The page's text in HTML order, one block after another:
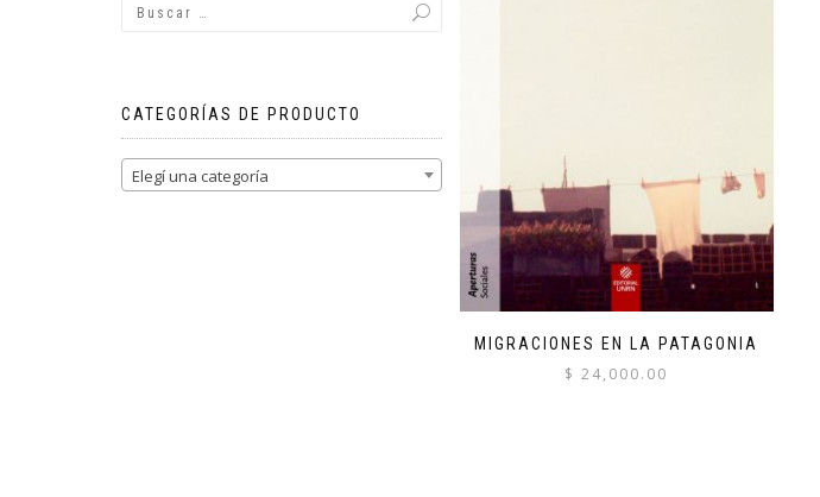
MIGRACIONES EN LA PATAGONIA
$ 24,000.00
CATEGORÍAS DE PRODUCTO
Elegí una categoría